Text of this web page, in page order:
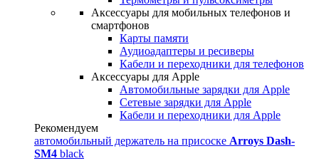
Аксессуары для мобильных телефонов и
смартфонов
Карты памяти
Аудиоадаптеры и ресиверы
Кабели и переходники для телефонов
Аксессуары для Apple
Автомобильные зарядки для Apple
Сетевые зарядки для Apple
Кабели и переходники для Apple
Рекомендуем
автомобильный держатель на присоске Arroys Dash-
SM4 black